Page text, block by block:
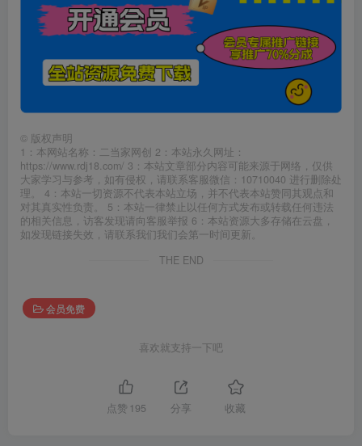
© 版权声明
1：本网站名称：二当家网创 2：本站永久网址：
https://www.rdj18.com/ 3：本站文章部分内容可能来源于网络，仅供
大家学习与参考，如有侵权，请联系客服微信：10710040 进行删除处
理。 4：本站一切资源不代表本站立场，并不代表本站赞同其观点和
对其真实性负责。 5：本站一律禁止以任何方式发布或转载任何违法
的相关信息，访客发现请向客服举报 6：本站资源大多存储在云盘，
如发现链接失效，请联系我们我们会第一时间更新。
THE END
会员免费
喜欢就支持一下吧
点赞 195 分享 收藏